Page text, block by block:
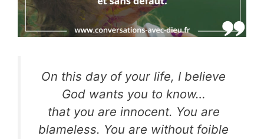
On this day of your life, I believe
God wants you to know…
that you are innocent. You are
blameless. You are without foible